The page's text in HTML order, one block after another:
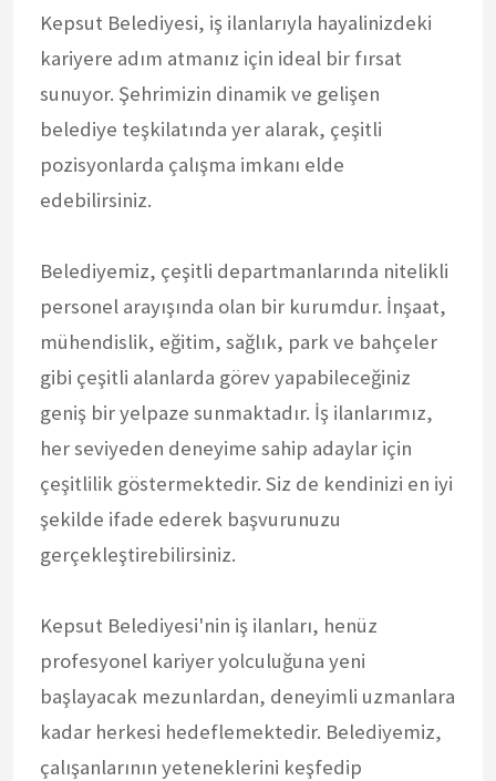
Kepsut Belediyesi, iş ilanlarıyla hayalinizdeki
kariyere adım atmanız için ideal bir fırsat
sunuyor. Şehrimizin dinamik ve gelişen
belediye teşkilatında yer alarak, çeşitli
pozisyonlarda çalışma imkanı elde
edebilirsiniz.
Belediyemiz, çeşitli departmanlarında nitelikli
personel arayışında olan bir kurumdur. İnşaat,
mühendislik, eğitim, sağlık, park ve bahçeler
gibi çeşitli alanlarda görev yapabileceğiniz
geniş bir yelpaze sunmaktadır. İş ilanlarımız,
her seviyeden deneyime sahip adaylar için
çeşitlilik göstermektedir. Siz de kendinizi en iyi
şekilde ifade ederek başvurunuzu
gerçekleştirebilirsiniz.
Kepsut Belediyesi'nin iş ilanları, henüz
profesyonel kariyer yolculuğuna yeni
başlayacak mezunlardan, deneyimli uzmanlara
kadar herkesi hedeflemektedir. Belediyemiz,
çalışanlarının yeteneklerini keşfedip